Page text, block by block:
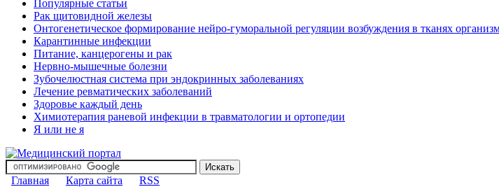
Популярные статьи
Рак щитовидной железы
Онтогенетическое формирование нейро-гуморальной регуляции возбуждения в тканях
Карантинные инфекции
Питание, канцерогены и рак
Нервно-мышечные болезни
Зубочелюстная система при эндокринных заболеваниях
Лечение ревматических заболеваний
Здоровье каждый день
Химиотерапия раневой инфекции в травматологии и ортопедии
Я или не я
Главная Карта сайта
RSS